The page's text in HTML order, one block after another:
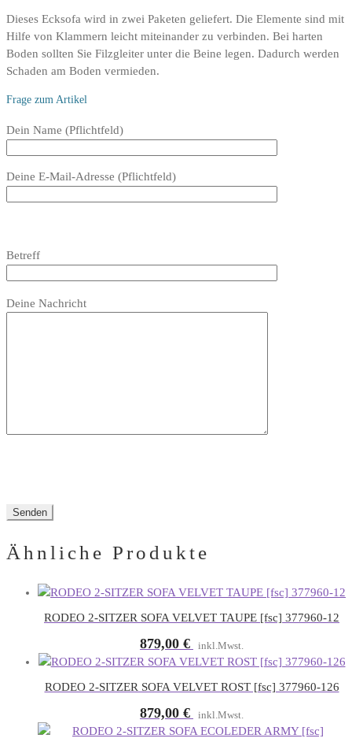
Dieses Ecksofa wird in zwei Paketen geliefert. Die Elemente sind mit
Hilfe von Klammern leicht miteinander zu verbinden. Bei harten
Boden sollten Sie Filzgleiter unter die Beine legen. Dadurch werden
Schaden am Boden vermieden.
Frage zum Artikel
Bitte
Feld
Dein Name (Pflichtfeld)
Deine E-Mail-Adresse (Pflichtfeld)
dieses
lasse
leer.
Betreff
lasse
Deine Nachricht
Ähnliche Produkte
RODEO 2-SITZER SOFA VELVET TAUPE [fsc] 377960-12
879,00 € inkl.Mwst.
RODEO 2-SITZER SOFA VELVET ROST [fsc] 377960-126
879,00 € inkl.Mwst.